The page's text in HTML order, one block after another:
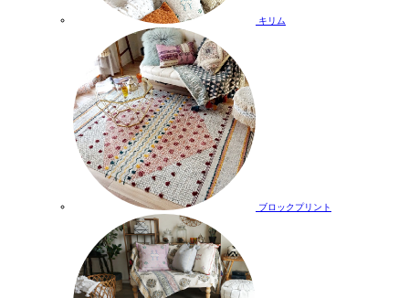
キリム
ブロックプリント